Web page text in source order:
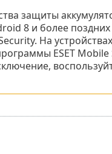
защиты
8 и более
На
ESET